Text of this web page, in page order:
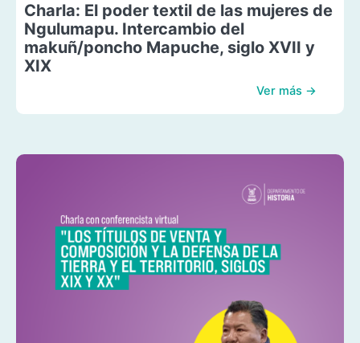
Charla: El poder textil de las mujeres de
Ngulumapu. Intercambio del
makuñ/poncho Mapuche, siglo XVII y
XIX
Ver más →